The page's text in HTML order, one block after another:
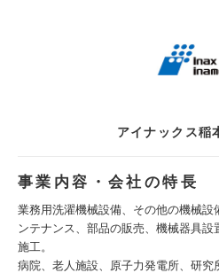
アイナックス稲
事業内容・会社の特長
業務用洗濯機械設備、その他の機械設
ンテナンス、部品の販売、機械器具
施工。
病院、老人施設、原子力発電所、研究